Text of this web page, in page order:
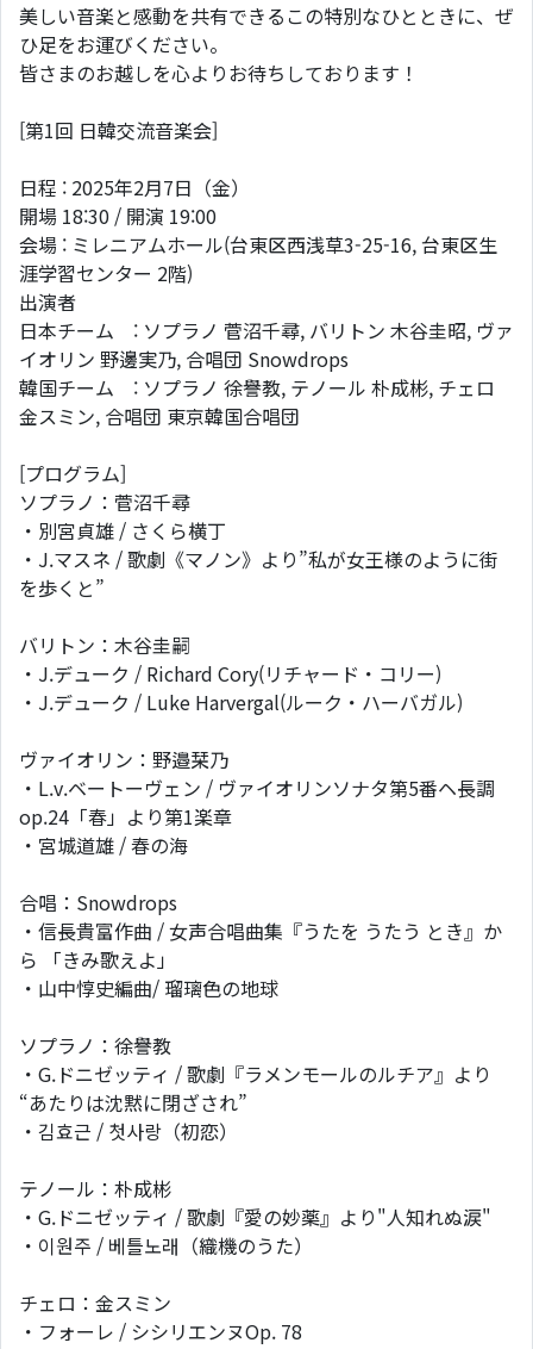
美しい音楽と感動を共有できるこの特別なひとときに、ぜ
ひ足をお運びください。
皆さまのお越しを心よりお待ちしております！
[第1回 日韓交流音楽会]
日程 : 2025年2月7日（金）
開場 18:30 / 開演 19:00
会場 : ミレニアムホール(台東区西浅草3-25-16, 台東区生
涯学習センター 2階)
出演者
日本チーム : ソプラノ 菅沼千尋, バリトン 木谷圭昭, ヴァ
イオリン 野邊実乃, 合唱団 Snowdrops
韓国チーム : ソプラノ 徐譽教, テノール 朴成彬, チェロ
金スミン, 合唱団 東京韓国合唱団
[プログラム]
ソプラノ：菅沼千尋
・別宮貞雄 / さくら横丁
・J.マスネ / 歌劇《マノン》より”私が女王様のように街
を歩くと”
バリトン：木谷圭嗣
・J.デューク / Richard Cory(リチャード・コリー)
・J.デューク / Luke Harvergal(ルーク・ハーバガル)
ヴァイオリン：野邉栞乃
・L.v.ベートーヴェン / ヴァイオリンソナタ第5番ヘ長調
op.24「春」より第1楽章
・宮城道雄 / 春の海
合唱：Snowdrops
・信長貴富作曲 / 女声合唱曲集『うたを うたう とき』か
ら 「きみ歌えよ」
・山中惇史編曲/ 瑠璃色の地球
ソプラノ：徐譽教
・G.ドニゼッティ / 歌劇『ラメンモールのルチア』より
“あたりは沈黙に閉ざされ”
・김효근 / 첫사랑（初恋）
テノール：朴成彬
・G.ドニゼッティ / 歌劇『愛の妙薬』より"人知れぬ涙"
・이원주 / 베틀노래（織機のうた）
チェロ：金スミン
・フォーレ / シシリエンヌOp. 78